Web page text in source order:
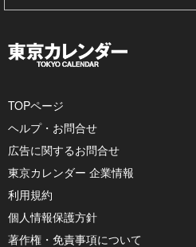
TOPページ
ヘルプ・お問合せ
広告に関するお問合せ
東京カレンダー 企業情報
利用規約
個人情報保護方針
著作権・免責事項について